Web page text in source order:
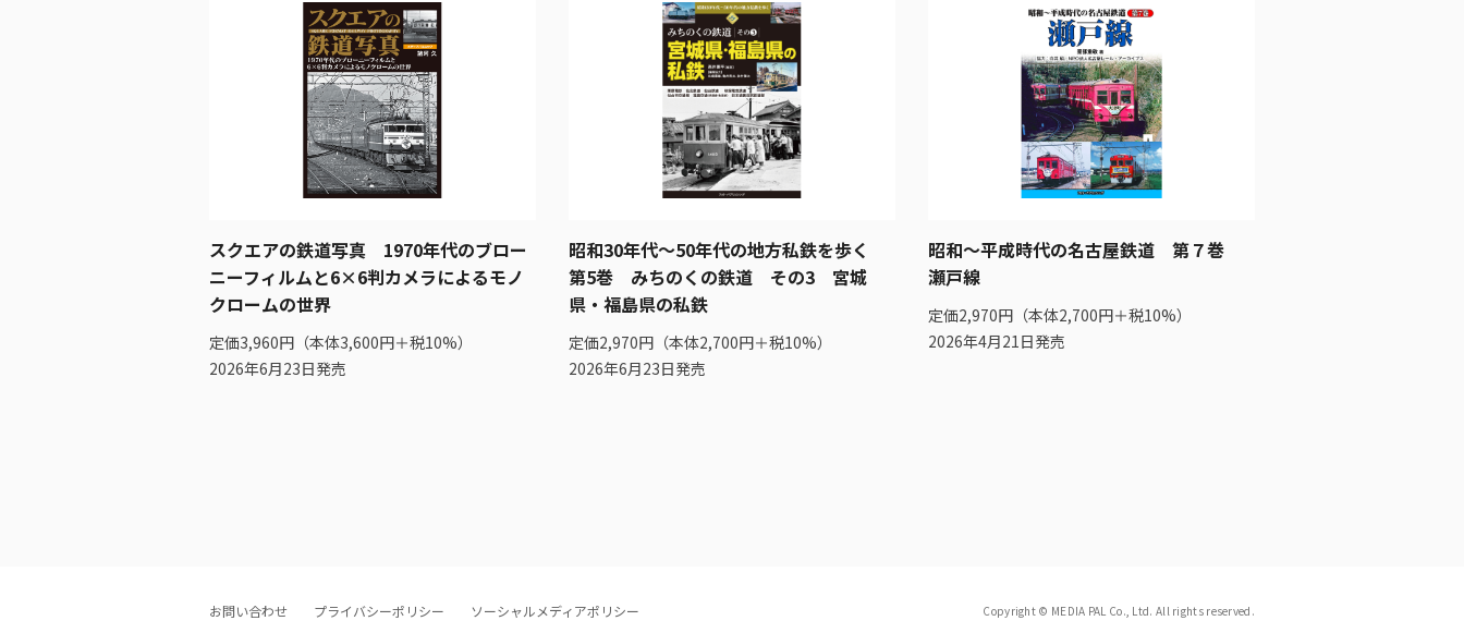
スクエアの鉄道写真 1970年代のブロー
ニーフィルムと6×6判カメラによるモノ
クロームの世界
定価3,960円（本体3,600円＋税10%）
2026年6月23日発売
昭和30年代～50年代の地方私鉄を歩く
第5巻 みちのくの鉄道 その3 宮城
県・福島県の私鉄
定価2,970円（本体2,700円＋税10%）
2026年6月23日発売
昭和～平成時代の名古屋鉄道 第７巻
瀬戸線
定価2,970円（本体2,700円＋税10%）
2026年4月21日発売
お問い合わせ プライバシーポリシー ソーシャルメディアポリシー Copyright © MEDIA PAL Co., Ltd. All rights reserved.